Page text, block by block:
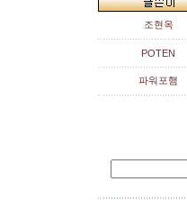
조현옥
POTEN
파워포햄